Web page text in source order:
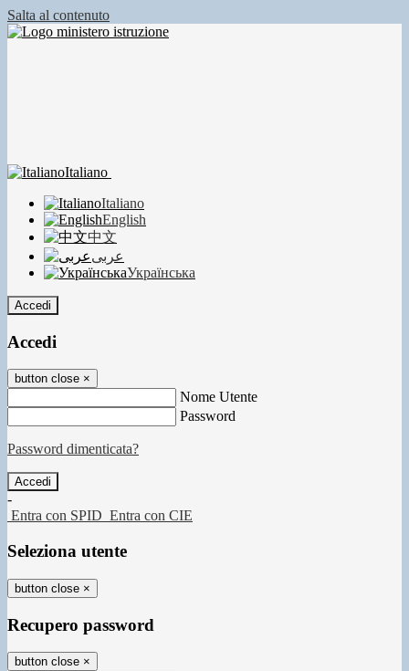
Salta al contenuto
Italiano
Italiano
English
中文
عربى
Українська
Accedi
Accedi
button close ×
Nome Utente
Password
Password dimenticata?
-
Entra con SPID Entra con CIE
Seleziona utente
button close ×
Recupero password
button close ×